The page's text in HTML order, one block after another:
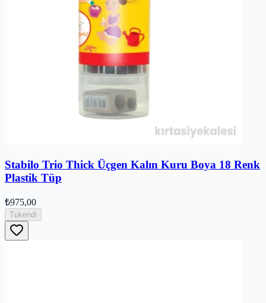
Stabilo Trio Thick Üçgen Kalın Kuru Boya 18 Renk
Plastik Tüp
₺975,00
Tükendi